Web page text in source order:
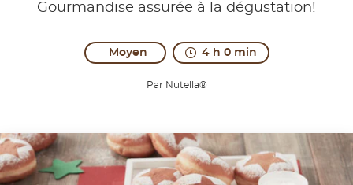
Gourmandise assurée à la dégustation!
Moyen 4 h 0 min
Par Nutella®